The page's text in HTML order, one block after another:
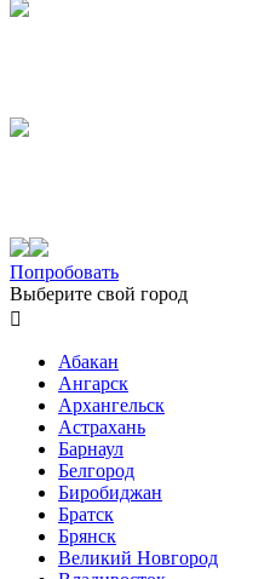
Попробовать
Выберите свой город

Абакан
Ангарск
Архангельск
Астрахань
Барнаул
Белгород
Биробиджан
Братск
Брянск
Великий Новгород